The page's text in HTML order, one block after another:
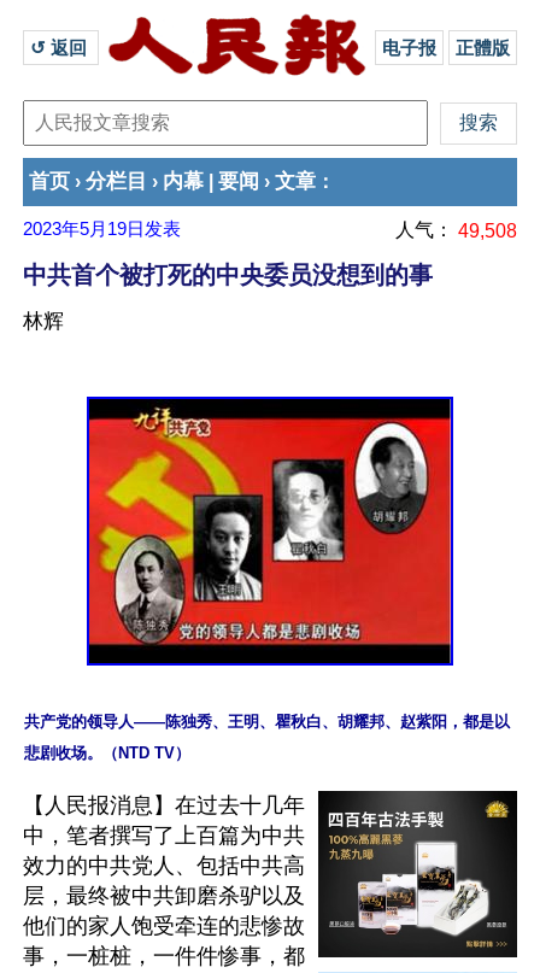
↺ 返回 电子报 正體版
首页 › 分栏目 › 内幕 要闻 › 文章 ：
2023年5月19日 发表 人气： 49,508
中共首个被打死的中央委员没想到的事
林辉
共产党的领导人——陈独秀、王明、瞿秋白、胡耀邦、赵紫阳，都是以
悲剧收场。（NTD TV）
【人民报消息】在过去十几年
中，笔者撰写了上百篇为中共
效力的中共党人、包括中共高
层，最终被中共卸磨杀驴以及
他们的家人饱受牵连的悲惨故
事，一桩桩，一件件惨事，都